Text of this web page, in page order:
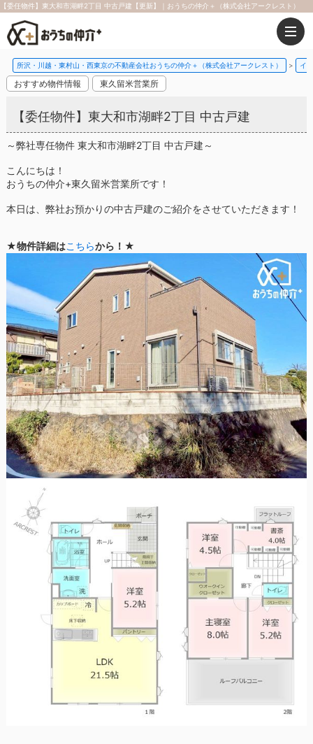
【委任物件】東大和市湖畔2丁目 中古戸建【更新】｜おうちの仲介＋（株式会社アークレスト）
所沢・川越・東村山・西東京の不動産会社おうちの仲介＋（株式会社アークレスト） イ
おすすめ物件情報 東久留米営業所
【委任物件】東大和市湖畔2丁目 中古戸建
～弊社専任物件 東大和市湖畔2丁目 中古戸建～
こんにちは！
おうちの仲介+東久留米営業所です！
本日は、弊社お預かりの中古戸建のご紹介をさせていただきます！
★物件詳細はこちらから！★